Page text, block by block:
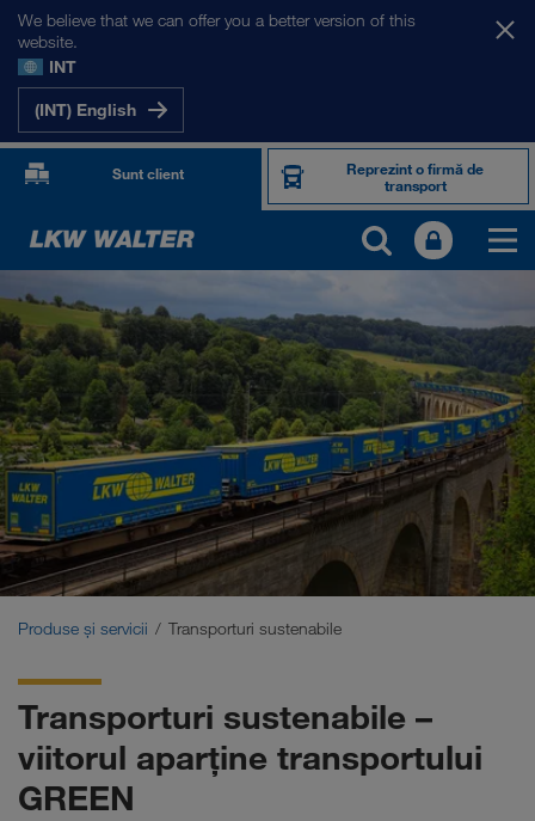
We believe that we can offer you a better version of this
website.
INT
(INT) English
Sunt client
Reprezint o firmă de
transport
PRODUSE ȘI SERVICII
Transport rutier
Soluții digitale
Transport intermodal
Transporturi sustenabile
Soluții în funcție de domeniul de activitate
Produse și servicii Transporturi sustenabile
Transporturi sustenabile –
viitorul aparține transportului
GREEN